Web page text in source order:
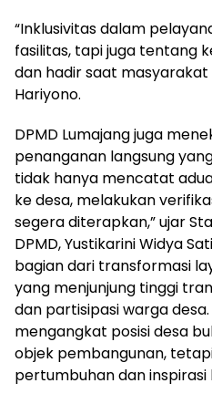
“Inklusivitas dalam
fasilitas, tapi juga tentang
dan hadir saat
Hariyono.
DPMD Lumajang juga
penanganan langsung
tidak hanya mencatat
ke desa, melakukan
segera diterapkan,” ujar
DPMD, Yustikarini Widya
bagian dari transformasi
yang menjunjung tinggi
dan partisipasi warga
mengangkat posisi desa
objek pembangunan,
pertumbuhan dan inspirasi